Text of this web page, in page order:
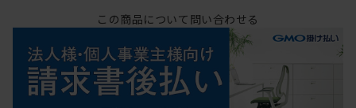
この商品について問い合わせる